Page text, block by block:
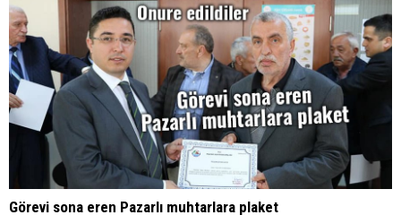
Görevi sona eren Pazarlı muhtarlara plaket